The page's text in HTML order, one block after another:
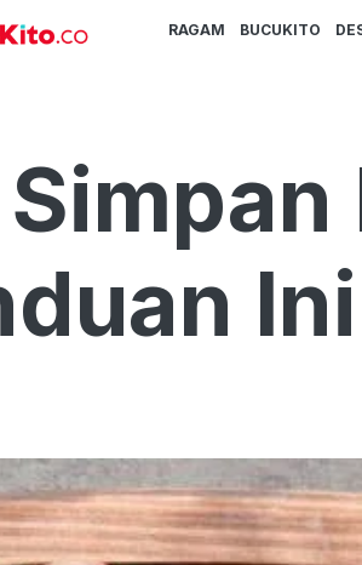
RAGAM BUCUKITO
Ini